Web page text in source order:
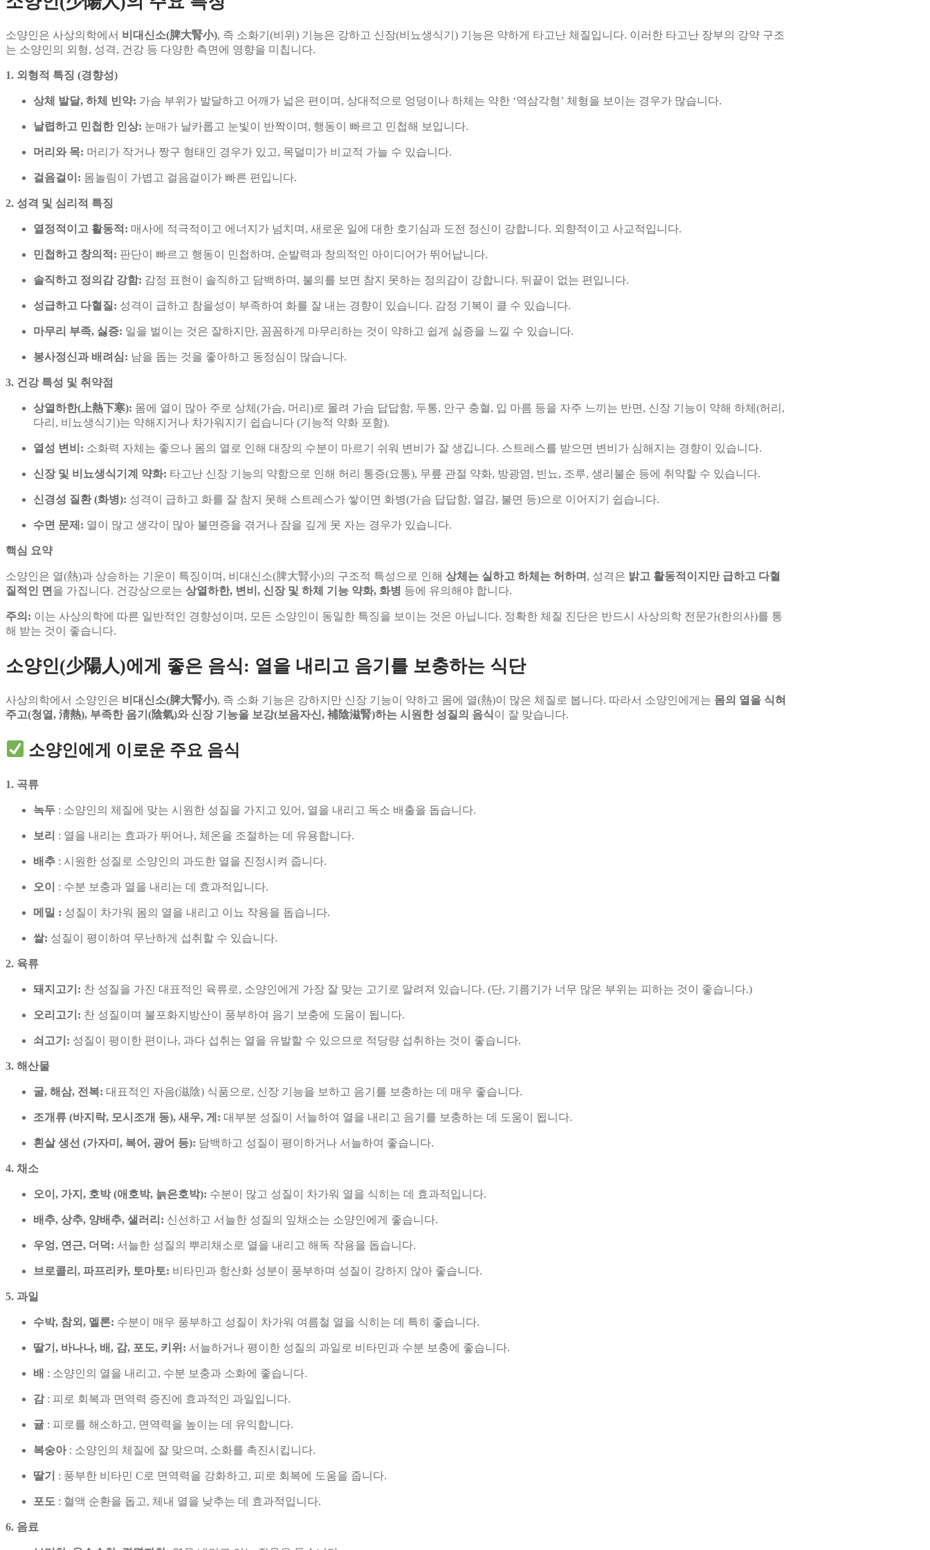
소양인은 사상의학에서 비대신소(脾大腎小), 즉 소화기(비위) 기능은 강하고 신장(비뇨생식기) 기능은 약하게 타고난 체질입니다. 이러한 타고난 장부의 강약 구조
는 소양인의 외형, 성격, 건강 등 다양한 측면에 영향을 미칩니다.
1. 외형적 특징 (경향성)
상체 발달, 하체 빈약: 가슴 부위가 발달하고 어깨가 넓은 편이며, 상대적으로 엉덩이나 하체는 약한 ‘역삼각형’ 체형을 보이는 경우가 많습니다.
날렵하고 민첩한 인상: 눈매가 날카롭고 눈빛이 반짝이며, 행동이 빠르고 민첩해 보입니다.
머리와 목: 머리가 작거나 짱구 형태인 경우가 있고, 목덜미가 비교적 가늘 수 있습니다.
걸음걸이: 몸놀림이 가볍고 걸음걸이가 빠른 편입니다.
2. 성격 및 심리적 특징
열정적이고 활동적: 매사에 적극적이고 에너지가 넘치며, 새로운 일에 대한 호기심과 도전 정신이 강합니다. 외향적이고 사교적입니다.
민첩하고 창의적: 판단이 빠르고 행동이 민첩하며, 순발력과 창의적인 아이디어가 뛰어납니다.
솔직하고 정의감 강함: 감정 표현이 솔직하고 담백하며, 불의를 보면 참지 못하는 정의감이 강합니다. 뒤끝이 없는 편입니다.
성급하고 다혈질: 성격이 급하고 참을성이 부족하여 화를 잘 내는 경향이 있습니다. 감정 기복이 클 수 있습니다.
마무리 부족, 싫증: 일을 벌이는 것은 잘하지만, 꼼꼼하게 마무리하는 것이 약하고 쉽게 싫증을 느낄 수 있습니다.
봉사정신과 배려심: 남을 돕는 것을 좋아하고 동정심이 많습니다.
3. 건강 특성 및 취약점
상열하한(上熱下寒): 몸에 열이 많아 주로 상체(가슴, 머리)로 몰려 가슴 답답함, 두통, 안구 충혈, 입 마름 등을 자주 느끼는 반면, 신장 기능이 약해 하체(허리,
다리, 비뇨생식기)는 약해지거나 차가워지기 쉽습니다 (기능적 약화 포함).
열성 변비: 소화력 자체는 좋으나 몸의 열로 인해 대장의 수분이 마르기 쉬워 변비가 잘 생깁니다. 스트레스를 받으면 변비가 심해지는 경향이 있습니다.
신장 및 비뇨생식기계 약화: 타고난 신장 기능의 약함으로 인해 허리 통증(요통), 무릎 관절 약화, 방광염, 빈뇨, 조루, 생리불순 등에 취약할 수 있습니다.
신경성 질환 (화병): 성격이 급하고 화를 잘 참지 못해 스트레스가 쌓이면 화병(가슴 답답함, 열감, 불면 등)으로 이어지기 쉽습니다.
수면 문제: 열이 많고 생각이 많아 불면증을 겪거나 잠을 깊게 못 자는 경우가 있습니다.
핵심 요약
소양인은 열(熱)과 상승하는 기운이 특징이며, 비대신소(脾大腎小)의 구조적 특성으로 인해 상체는 실하고 하체는 허하며 , 성격은 밝고 활동적이지만 급하고 다혈
질적인 면 을 가집니다. 건강상으로는 상열하한, 변비, 신장 및 하체 기능 약화, 화병 등에 유의해야 합니다.
주의: 이는 사상의학에 따른 일반적인 경향성이며, 모든 소양인이 동일한 특징을 보이는 것은 아닙니다. 정확한 체질 진단은 반드시 사상의학 전문가(한의사)를 통
해 받는 것이 좋습니다.
소양인(少陽人)에게 좋은 음식: 열을 내리고 음기를 보충하는 식단
사상의학에서 소양인은 비대신소(脾大腎小), 즉 소화 기능은 강하지만 신장 기능이 약하고 몸에 열(熱)이 많은 체질로 봅니다. 따라서 소양인에게는 몸의 열을 식혀
주고(청열, 淸熱), 부족한 음기(陰氣)와 신장 기능을 보강(보음자신, 補陰滋腎)하는 시원한 성질의 음식이 잘 맞습니다.
소양인에게 이로운 주요 음식
1. 곡류
녹두 : 소양인의 체질에 맞는 시원한 성질을 가지고 있어, 열을 내리고 독소 배출을 돕습니다.
보리 : 열을 내리는 효과가 뛰어나, 체온을 조절하는 데 유용합니다.
배추 : 시원한 성질로 소양인의 과도한 열을 진정시켜 줍니다.
오이 : 수분 보충과 열을 내리는 데 효과적입니다.
메밀 : 성질이 차가워 몸의 열을 내리고 이뇨 작용을 돕습니다.
쌀: 성질이 평이하여 무난하게 섭취할 수 있습니다.
2. 육류
돼지고기: 찬 성질을 가진 대표적인 육류로, 소양인에게 가장 잘 맞는 고기로 알려져 있습니다. (단, 기름기가 너무 많은 부위는 피하는 것이 좋습니다.)
오리고기: 찬 성질이며 불포화지방산이 풍부하여 음기 보충에 도움이 됩니다.
쇠고기: 성질이 평이한 편이나, 과다 섭취는 열을 유발할 수 있으므로 적당량 섭취하는 것이 좋습니다.
3. 해산물
굴, 해삼, 전복: 대표적인 자음(滋陰) 식품으로, 신장 기능을 보하고 음기를 보충하는 데 매우 좋습니다.
조개류 (바지락, 모시조개 등), 새우, 게: 대부분 성질이 서늘하여 열을 내리고 음기를 보충하는 데 도움이 됩니다.
흰살 생선 (가자미, 복어, 광어 등): 담백하고 성질이 평이하거나 서늘하여 좋습니다.
4. 채소
오이, 가지, 호박 (애호박, 늙은호박): 수분이 많고 성질이 차가워 열을 식히는 데 효과적입니다.
배추, 상추, 양배추, 샐러리: 신선하고 서늘한 성질의 잎채소는 소양인에게 좋습니다.
우엉, 연근, 더덕: 서늘한 성질의 뿌리채소로 열을 내리고 해독 작용을 돕습니다.
브로콜리, 파프리카, 토마토: 비타민과 항산화 성분이 풍부하며 성질이 강하지 않아 좋습니다.
5. 과일
수박, 참외, 멜론: 수분이 매우 풍부하고 성질이 차가워 여름철 열을 식히는 데 특히 좋습니다.
딸기, 바나나, 배, 감, 포도, 키위: 서늘하거나 평이한 성질의 과일로 비타민과 수분 보충에 좋습니다.
배 : 소양인의 열을 내리고, 수분 보충과 소화에 좋습니다.
감 : 피로 회복과 면역력 증진에 효과적인 과일입니다.
귤 : 피로를 해소하고, 면역력을 높이는 데 유익합니다.
복숭아 : 소양인의 체질에 잘 맞으며, 소화를 촉진시킵니다.
딸기 : 풍부한 비타민 C로 면역력을 강화하고, 피로 회복에 도움을 줍니다.
포도 : 혈액 순환을 돕고, 체내 열을 낮추는 데 효과적입니다.
6. 음료